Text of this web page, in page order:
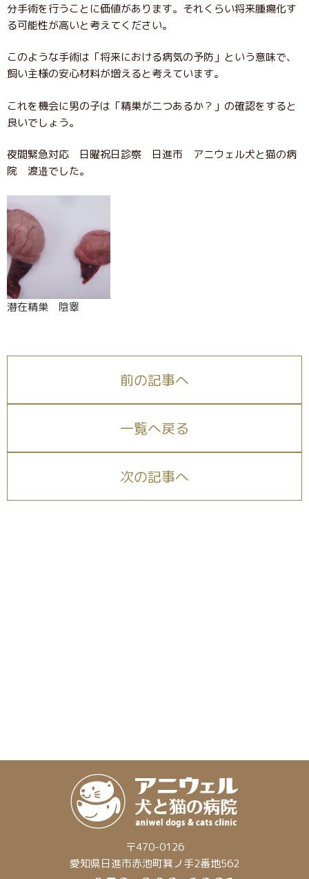
分手術を行うことに価値があります。それくらい将来腫瘍化す
る可能性が高いと考えてください。
このような手術は「将来における病気の予防」という意味で、
飼い主様の安心材料が増えると考えています。
これを機会に男の子は「精巣が二つあるか？」の確認をすると
良いでしょう。
夜間緊急対応 日曜祝日診察 日進市 アニウェル犬と猫の病
院 渡邉でした。
潜在精巣 陰睾
前の記事へ
一覧へ戻る
次の記事へ
〒470-0126
愛知県日進市赤池町箕ノ手2番地562